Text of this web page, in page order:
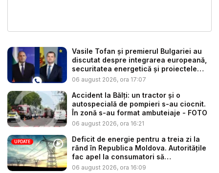
Vasile Tofan și premierul Bulgariei au
discutat despre integrarea europeană,
securitatea energetică și proiectele
co...
06 august 2026, ora 17:07
Accident la Bălți: un tractor și o
autospecială de pompieri s-au ciocnit.
În zonă s-au format ambuteiaje - FOTO
06 august 2026, ora 16:21
UPDATE
Deficit de energie pentru a treia zi la
rând în Republica Moldova. Autoritățile
fac apel la consumatori să
economisea...
06 august 2026, ora 16:09